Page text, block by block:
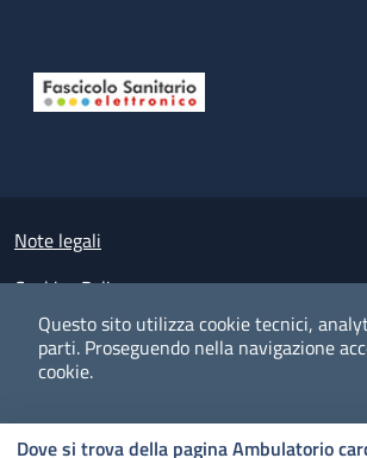
Questo sito utilizza cookie tecnici,
parti. Proseguendo nella navigazione
cookie.
Dove si trova della pagina Ambulatorio
Small prints
Note legali
Cookies Policy
Policy privacy e protezione del dato
Albo pretorio on-line
Dichiarazione di accessibilità